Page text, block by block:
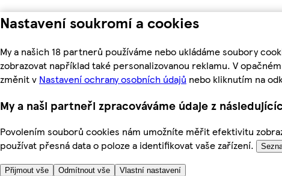
Nastavení soukromí a cookies
My a našich 18 partnerů používáme nebo ukládáme soubory
zobrazovat například také personalizovanou reklamu. V
změnit v Nastavení ochrany osobních údajů nebo kliknutím na
My a naši partneři zpracováváme údaje z
Povolením souborů cookies nám umožníte měřit efektivitu
používat přesná data o poloze a identifikovat vaše zařízení.
Přijmout vše Odmítnout vše Vlastní nastavení